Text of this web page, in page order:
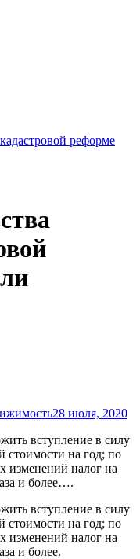
реформе
28 июля, 2020
вступление в силу
стоимости на год; по
изменений налог на
и более….
вступление в силу
стоимости на год; по
изменений налог на
и более.